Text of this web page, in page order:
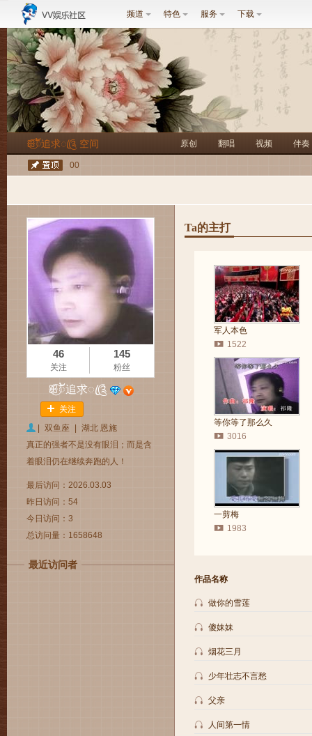
频道 特色 服务 下载
ꕥ⃝ᮨ້追求ꦿ༊ 空间 原创 翻唱 视频 伴奏
00
46
关注
145
粉丝
ꕥ⃝ᮨ້追求ꦿ༊
关注
双鱼座
湖北 恩施
真正的强者不是没有眼泪；而是含
着眼泪仍在继续奔跑的人！
最后访问：2026.03.03
昨日访问：54
今日访问：3
总访问量：1658648
最近访问者
Ta的主打
军人本色
1522
等你等了那么久
3016
一剪梅
1983
作品名称
做你的雪莲
傻妹妹
烟花三月
少年壮志不言愁
父亲
人间第一情